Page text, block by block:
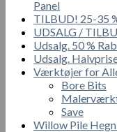
Panel
TILBUD! 25-35
UDSALG /
Udsalg. 50 %
Udsalg.
Værktøjer for
Bore Bits
Save
Willow Pile